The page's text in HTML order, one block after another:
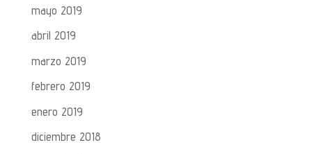
mayo 2019
abril 2019
marzo 2019
febrero 2019
enero 2019
diciembre 2018